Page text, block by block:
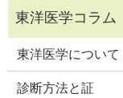
東洋医学について
診断方法と証